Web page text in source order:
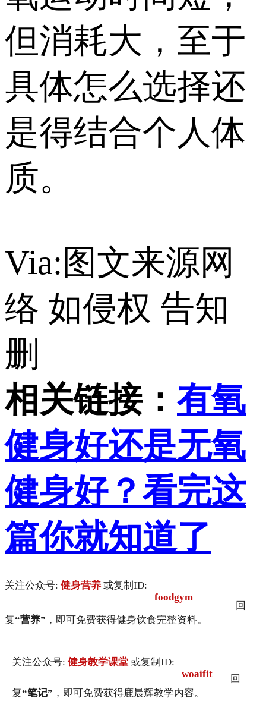
但消耗大，至于
具体怎么选择还
是得结合个人体
质。
Via:图文来源网
络 如侵权 告知
删
相关链接： 有氧
健身好还是无氧
健身好？看完这
篇你就知道了
关注公众号: 健身营养 或复制ID:
foodgym
回
复“营养” ，即可免费获得健身饮食完整资料。
关注公众号: 健身教学课堂 或复制ID:
woaifit
回
复“笔记” ，即可免费获得鹿晨辉教学内容。